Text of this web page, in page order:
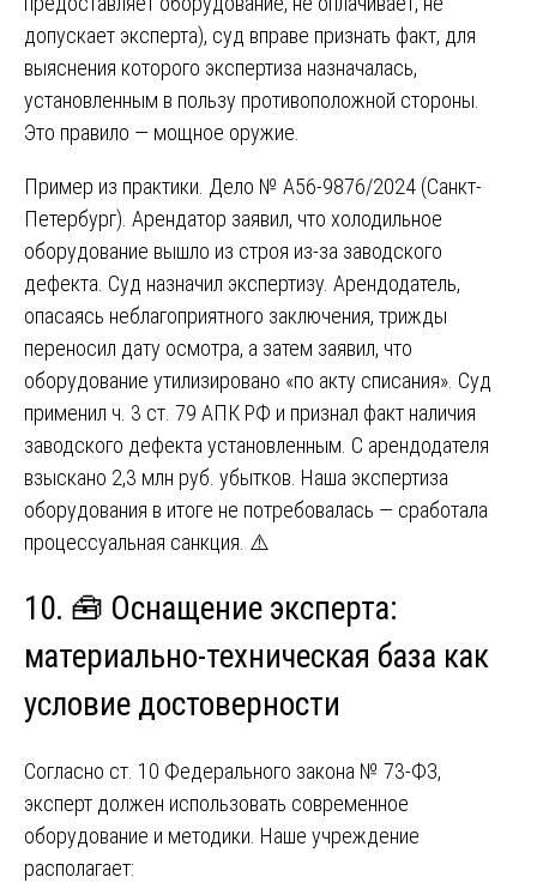
допускает эксперта), суд вправе признать факт, для
выяснения которого экспертиза назначалась,
установленным в пользу противоположной стороны.
Это правило — мощное оружие.
Пример из практики. Дело № А56-9876/2024 (Санкт-
Петербург). Арендатор заявил, что холодильное
оборудование вышло из строя из-за заводского
дефекта. Суд назначил экспертизу. Арендодатель,
опасаясь неблагоприятного заключения, трижды
переносил дату осмотра, а затем заявил, что
оборудование утилизировано «по акту списания». Суд
применил ч. 3 ст. 79 АПК РФ и признал факт наличия
заводского дефекта установленным. С арендодателя
взыскано 2,3 млн руб. убытков. Наша экспертиза
оборудования в итоге не потребовалась — сработала
процессуальная санкция. ⚠️
10. 🧰 Оснащение эксперта:
материально-техническая база как
условие достоверности
Согласно ст. 10 Федерального закона № 73-ФЗ,
эксперт должен использовать современное
оборудование и методики. Наше учреждение
располагает: